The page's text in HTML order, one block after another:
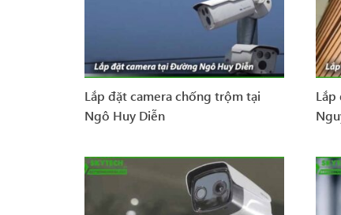
Lắp đặt camera chống trộm tại
Ngô Huy Diễn